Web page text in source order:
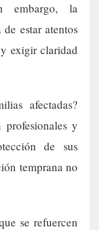
embargo, la
estar atentos
exigir claridad
afectadas?
y
de sus
temprana no
se refuercen